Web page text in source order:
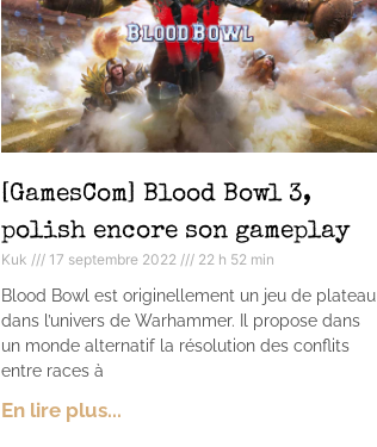
[GamesCom] Blood Bowl 3,
polish encore son gameplay
Kuk 17 septembre 2022 22 h 52 min
Blood Bowl est originellement un jeu de plateau
dans l’univers de Warhammer. Il propose dans
un monde alternatif la résolution des conflits
entre races à
En lire plus...